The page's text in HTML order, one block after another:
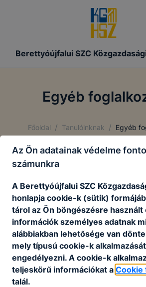
Berettyóújfalui SZC
Egyéb
Főoldal / Tanulóinknak / Egyéb
Cisco képzés
tehetséggondozás egyéni
keretében
emelt szintű érettségi
felzárkóztató
Az Ön adatainak védelme
számunkra
A Berettyóújfalui SZC
honlapja cookie-k (sütik)
tárol az Ön böngészésre használt
információk személyes adatnak
alábbiakban lehetősége van
mely típusú cookie-k
engedélyezni. A cookie-k
teljeskörű információkat a Cookie
talál.